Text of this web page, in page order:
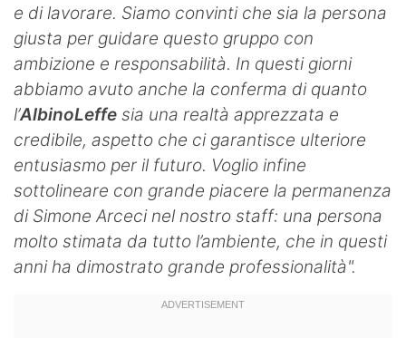
e di lavorare. Siamo convinti che sia la persona
giusta per guidare questo gruppo con
ambizione e responsabilità. In questi giorni
abbiamo avuto anche la conferma di quanto
l’AlbinoLeffe sia una realtà apprezzata e
credibile, aspetto che ci garantisce ulteriore
entusiasmo per il futuro. Voglio infine
sottolineare con grande piacere la permanenza
di Simone Arceci nel nostro staff: una persona
molto stimata da tutto l’ambiente, che in questi
anni ha dimostrato grande professionalità".